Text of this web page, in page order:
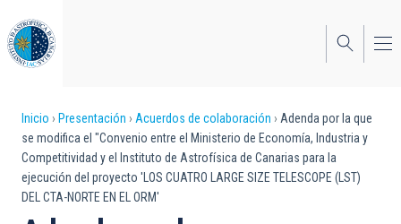
al
contenido
principal
Sobrescribir
enlaces
de
Inicio Presentación Acuerdos de colaboración
Adenda por la que
se modifica el "Convenio entre el Ministerio de Economía, Industria y
Competitividad y el Instituto de Astrofísica de Canarias para la
ejecución del proyecto 'LOS CUATRO LARGE SIZE TELESCOPE (LST)
DEL CTA-NORTE EN EL ORM'